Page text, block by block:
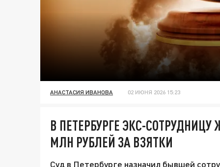
АНАСТАСИЯ ИВАНОВА 02 ИЮНЯ 2026 15:23
В ПЕТЕРБУРГЕ ЭКС-
МЛН РУБЛЕЙ ЗА ВЗЯТКИ
Суд в Петербурге назначил бывшей